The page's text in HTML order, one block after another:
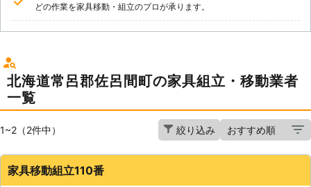
どの作業を家具移動・組立のプロが承ります。
北海道常呂郡佐呂間町の家具組立・移動業者
一覧
1~2（2件中） 絞り込み
家具移動組立110番